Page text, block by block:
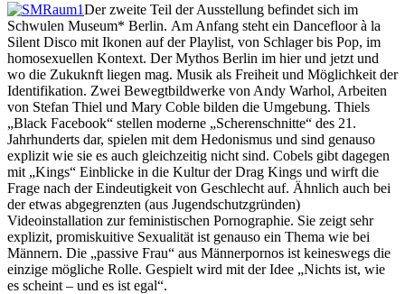
Der zweite Teil der Ausstellung befindet sich im
Schwulen Museum* Berlin. Am Anfang steht ein Dancefloor à la
Silent Disco mit Ikonen auf der Playlist, von Schlager bis Pop, im
homosexuellen Kontext. Der Mythos Berlin im hier und jetzt und
wo die Zukuknft liegen mag. Musik als Freiheit und Möglichkeit der
Identifikation. Zwei Bewegtbildwerke von Andy Warhol, Arbeiten
von Stefan Thiel und Mary Coble bilden die Umgebung. Thiels
„Black Facebook“ stellen moderne „Scherenschnitte“ des 21.
Jahrhunderts dar, spielen mit dem Hedonismus und sind genauso
explizit wie sie es auch gleichzeitig nicht sind. Cobels gibt dagegen
mit „Kings“ Einblicke in die Kultur der Drag Kings und wirft die
Frage nach der Eindeutigkeit von Geschlecht auf. Ähnlich auch bei
der etwas abgegrenzten (aus Jugendschutzgründen)
Videoinstallation zur feministischen Pornographie. Sie zeigt sehr
explizit, promiskuitive Sexualität ist genauso ein Thema wie bei
Männern. Die „passive Frau“ aus Männerpornos ist keineswegs die
einzige mögliche Rolle. Gespielt wird mit der Idee „Nichts ist, wie
es scheint – und es ist egal“.